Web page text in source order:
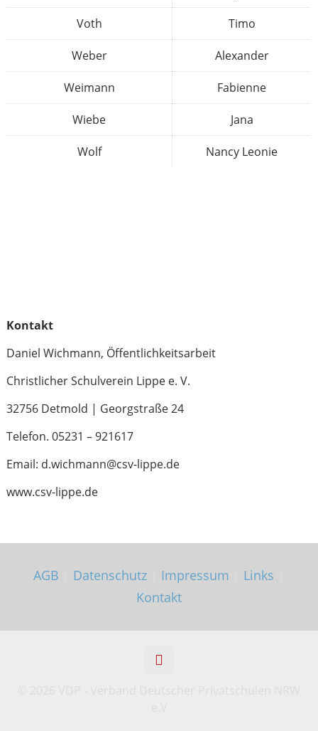
Voth Timo
Weber Alexander
Weimann Fabienne
Wiebe Jana
Wolf Nancy Leonie
Kontakt
Daniel Wichmann, Öffentlichkeitsarbeit
Christlicher Schulverein Lippe e. V.
32756 Detmold | Georgstraße 24
Telefon. 05231 – 921617
Email: d.wichmann@csv-lippe.de
www.csv-lippe.de
AGB Datenschutz Impressum Links
Kontakt